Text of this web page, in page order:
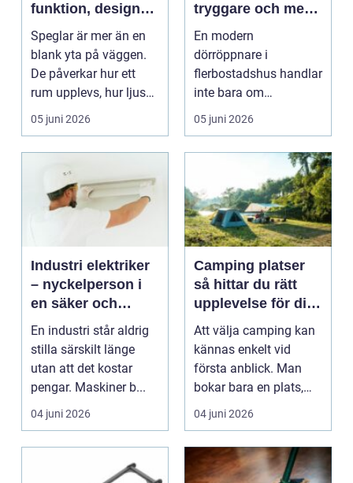
funktion, design
och smarta val
Speglar är mer än en
blank yta på väggen.
De påverkar hur ett
rum upplevs, hur ljuset
rör sig och hu...
05 juni 2026
tryggare och mer
tillgängliga entréer
En modern
dörröppnare i
flerbostadshus handlar
inte bara om
bekvämlighet. Den
påverkar trygghet, til...
05 juni 2026
Industri elektriker
– nyckelperson i
en säker och
effektiv produktion
En industri står aldrig
stilla särskilt länge
utan att det kostar
pengar. Maskiner b...
04 juni 2026
Camping platser
så hittar du rätt
upplevelse för din
semester
Att välja camping kan
kännas enkelt vid
första anblick. Man
bokar bara en plats,
parkerar och njuter...
04 juni 2026